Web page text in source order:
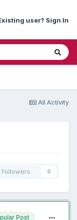
user? Sign In
All Activity
Followers 0
Post